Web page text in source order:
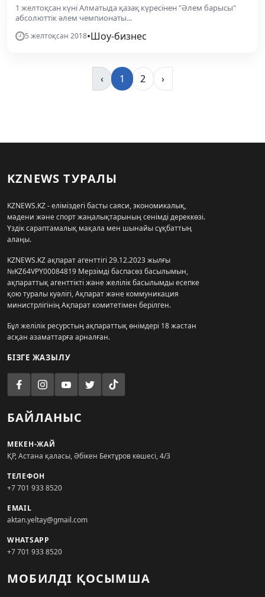
1 желтоқсан күні Алматыда қазақ күресінен "Әлем барысы"
абсолюттік әлем чемпионаты...
5 желтоқсан 2018•Шоу-бизнес
‹ 1 2 ›
KZNEWS ТУРАЛЫ
KZNEWS.KZ - еліміздегі басты саяси, экономикалық,
мәдени және спорт жаңалықтарының сенімді дереккөзі.
Үздік сараптамалық мақала мен шынайы сұқбаттың
алаңы.
KZNEWS.KZ ақпарат агенттігі 29.12.2023 жылғы
№KZ64VPY00084819 Мерзімді баспасөз басылымын,
ақпараттық агенттікті және желілік басылымды есепке
қою туралы куәлігі, Ақпарат және коммуникация
министрлігінің Ақпарат комитетімен берілген.
Бұл желілік ресурстың ақпараттық өнімдері 18 жастан
асқан азаматтарға арналған.
БІЗГЕ ЖАЗЫЛУ
БАЙЛАНЫС
МЕКЕН-ЖАЙ
ҚР, Астана қаласы, Әбікен Бектұров көшесі, 4/3
ТЕЛЕФОН
+7 701 933 8520
EMAIL
aktan.yeltay@gmail.com
WHATSAPP
+7 701 933 8520
МОБИЛДІ ҚОСЫМША